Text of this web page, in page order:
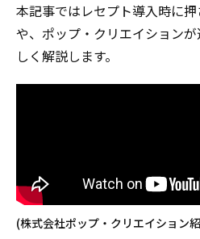
本記事ではレセプト導入時に
や、ポップ・クリエイション
しく解説します。
(株式会社ポップ・クリエイション